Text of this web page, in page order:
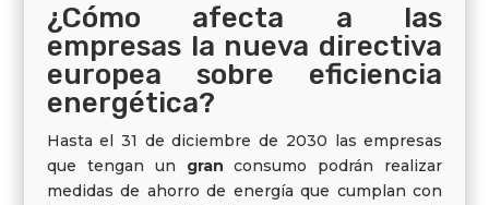
¿Cómo afecta a las
empresas la nueva directiva
europea sobre eficiencia
energética?
Hasta el 31 de diciembre de 2030 las empresas
que tengan un granconsumo podrán realizar
medidas de ahorro de energía que cumplan con